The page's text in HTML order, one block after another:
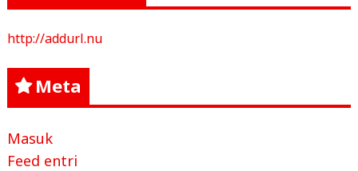
http://addurl.nu
Meta
Masuk
Feed entri